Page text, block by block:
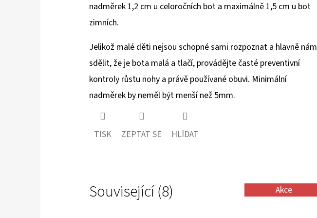
nadměrek 1,2 cm u celoročních bot a maximálně 1,5 cm u bot
zimních.
Jelikož malé děti nejsou schopné sami rozpoznat a hlavně nám
sdělit, že je bota malá a tlačí, provádějte časté preventivní
kontroly růstu nohy a právě používané obuvi. Minimální
nadměrek by neměl být menší než 5mm.
TISK ZEPTAT SE HLÍDAT
Související (8)
Akce